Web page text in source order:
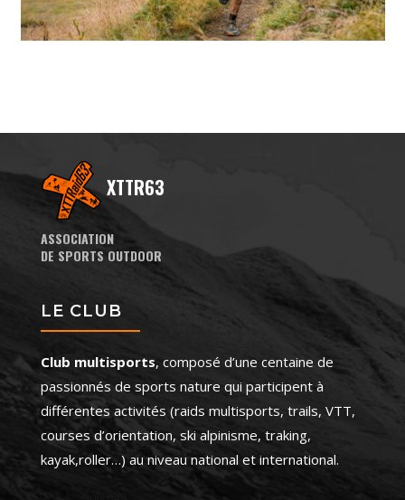
XTTR63
ASSOCIATION
DE SPORTS OUTDOOR
LE CLUB
Club multisports, composé d’une centaine de
passionnés de sports nature qui participent à
différentes activités (raids multisports, trails, VTT,
courses d’orientation, ski alpinisme, traking,
kayak,roller…) au niveau national et international.